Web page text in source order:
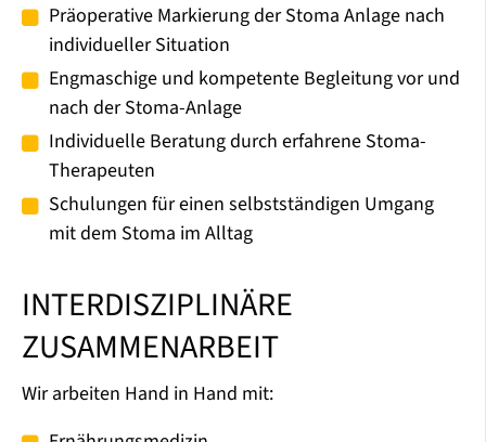
Präoperative Markierung der Stoma Anlage nach
individueller Situation
Engmaschige und kompetente Begleitung vor und
nach der Stoma-Anlage
Individuelle Beratung durch erfahrene Stoma-
Therapeuten
Schulungen für einen selbstständigen Umgang
mit dem Stoma im Alltag
INTERDISZIPLINÄRE
ZUSAMMENARBEIT
Wir arbeiten Hand in Hand mit: